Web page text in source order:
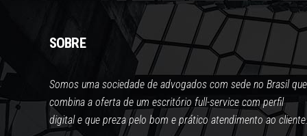
SOBRE
Somos uma sociedade de advogados com sede no Brasil que
combina a oferta de um escritório full-service com perfil
digital e que preza pelo bom e prático atendimento ao